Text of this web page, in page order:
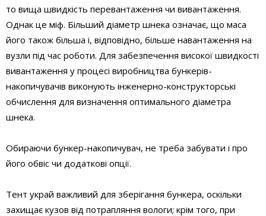
то вища швидкість перевантаження чи вивантаження.
Однак це міф. Більший діаметр шнека означає, що маса
його також більша і, відповідно, більше навантаження на
вузли під час роботи. Для забезпечення високої швидкості
вивантаження у процесі виробництва бункерів-
накопичувачів виконують інженерно-конструкторські
обчислення для визначення оптимального діаметра
шнека.
Обираючи бункер-накопичувач, не треба забувати і про
його обвіс чи додаткові опції.
Тент украй важливий для зберігання бункера, оскільки
захищає кузов від потрапляння вологи; крім того, при